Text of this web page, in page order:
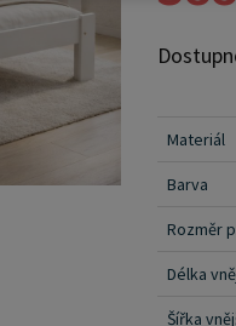
laku,
Materiál
Barva
Rozměr
Délka
Šířka